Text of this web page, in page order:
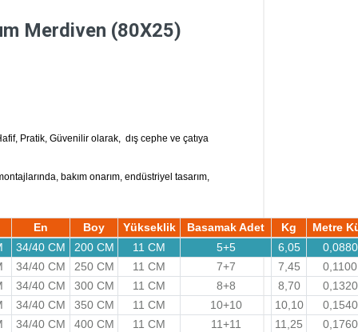
Merdiven (80X25)
Pratik, Güvenilir olarak, dış cephe ve çatıya
bakım onarım, endüstriyel tasarım,
En Boy Yükseklik Basamak Adet Kg
Metre
34/40 CM 200 CM 11 CM 5+5 6,05
0,0880
34/40 CM 250 CM 11 CM 7+7 7,45
0,1100
34/40 CM 300 CM 11 CM 8+8 8,70
0,1320
34/40 CM 350 CM 11 CM 10+10 10,10
0,1540
34/40 CM 400 CM 11 CM 11+11 11,25
0,1760